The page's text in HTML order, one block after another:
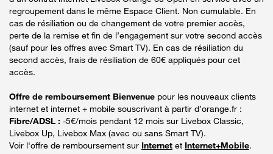
regroupement dans le même Espace Client. Non cumulable. En
cas de résiliation ou de changement de votre premier accès,
perte de la remise et fin de l’engagement sur votre second accès
(sauf pour les offres avec Smart TV). En cas de résiliation du
second accès, frais de résiliation de 60€ appliqués pour cet
accès.
Offre de remboursement Bienvenue pour les nouveaux clients
internet et internet + mobile souscrivant à partir d’orange.fr :
Fibre/ADSL : -5€/mois pendant 12 mois sur Livebox Classic,
Livebox Up, Livebox Max (avec ou sans Smart TV).
Voir l'offre de remboursement sur Internet et Internet+Mobile.